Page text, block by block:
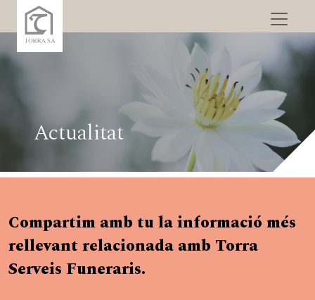
Actualitat
Compartim amb tu la informació més
rellevant relacionada amb Torra
Serveis Funeraris.